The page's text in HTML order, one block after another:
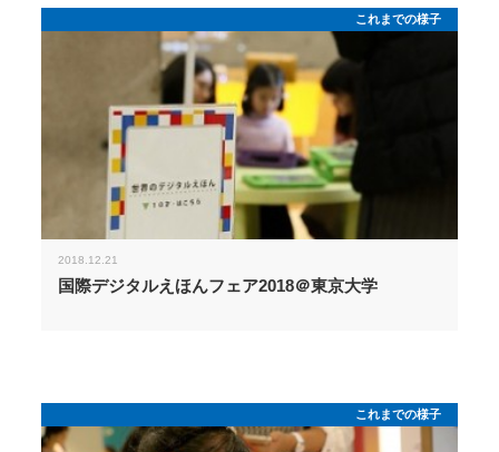
これまでの様子
2018.12.21
国際デジタルえほんフェア2018＠東京大学
これまでの様子